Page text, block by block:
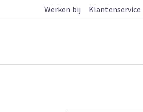
Werken bij Klantenservice